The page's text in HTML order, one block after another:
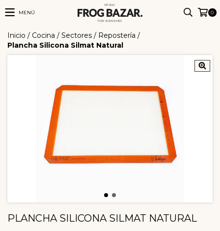
MENÚ 0
Inicio / Cocina / Sectores / Repostería /
Plancha Silicona Silmat Natural
PLANCHA SILICONA SILMAT NATURAL